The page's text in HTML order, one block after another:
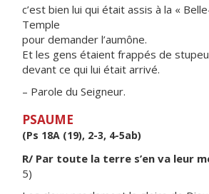
c’est bien lui qui était assis à la «
Temple
pour demander l’aumône.
Et les gens étaient frappés de
devant ce qui lui était arrivé.
– Parole du Seigneur.
PSAUME
(Ps 18A (19), 2-3, 4-5ab)
R/ Par toute la terre s’en va leur
5)